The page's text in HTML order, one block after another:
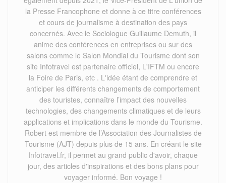
la Presse Francophone et donne à ce titre conférences
et cours de journalisme à destination des pays
concernés. Avec le Sociologue Guillaume Demuth, il
anime des conférences en entreprises ou sur des
salons comme le Salon Mondial du Tourisme dont son
site Infotravel est partenaire officiel, L'IFTM ou encore
la Foire de Paris, etc . L'idée étant de comprendre et
anticiper les différents changements de comportement
des touristes, connaître l’impact des nouvelles
technologies, des changements climatiques et de leurs
applications et implications dans le monde du Tourisme.
Robert est membre de l’Association des Journalistes de
Tourisme (AJT) depuis plus de 15 ans. En créant le site
Infotravel.fr, il permet au grand public d'avoir, chaque
jour, des articles d'inspirations et des bons plans pour
voyager informé. Bon voyage !